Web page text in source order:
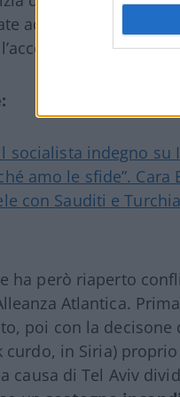
addirittura in
del grano.
socialista indegno su
amo le sfide”. Cara
con Sauditi e
ha però riaperto
Atlantica.
poi con la
curdo, in Siria)
causa di Tel Aviv